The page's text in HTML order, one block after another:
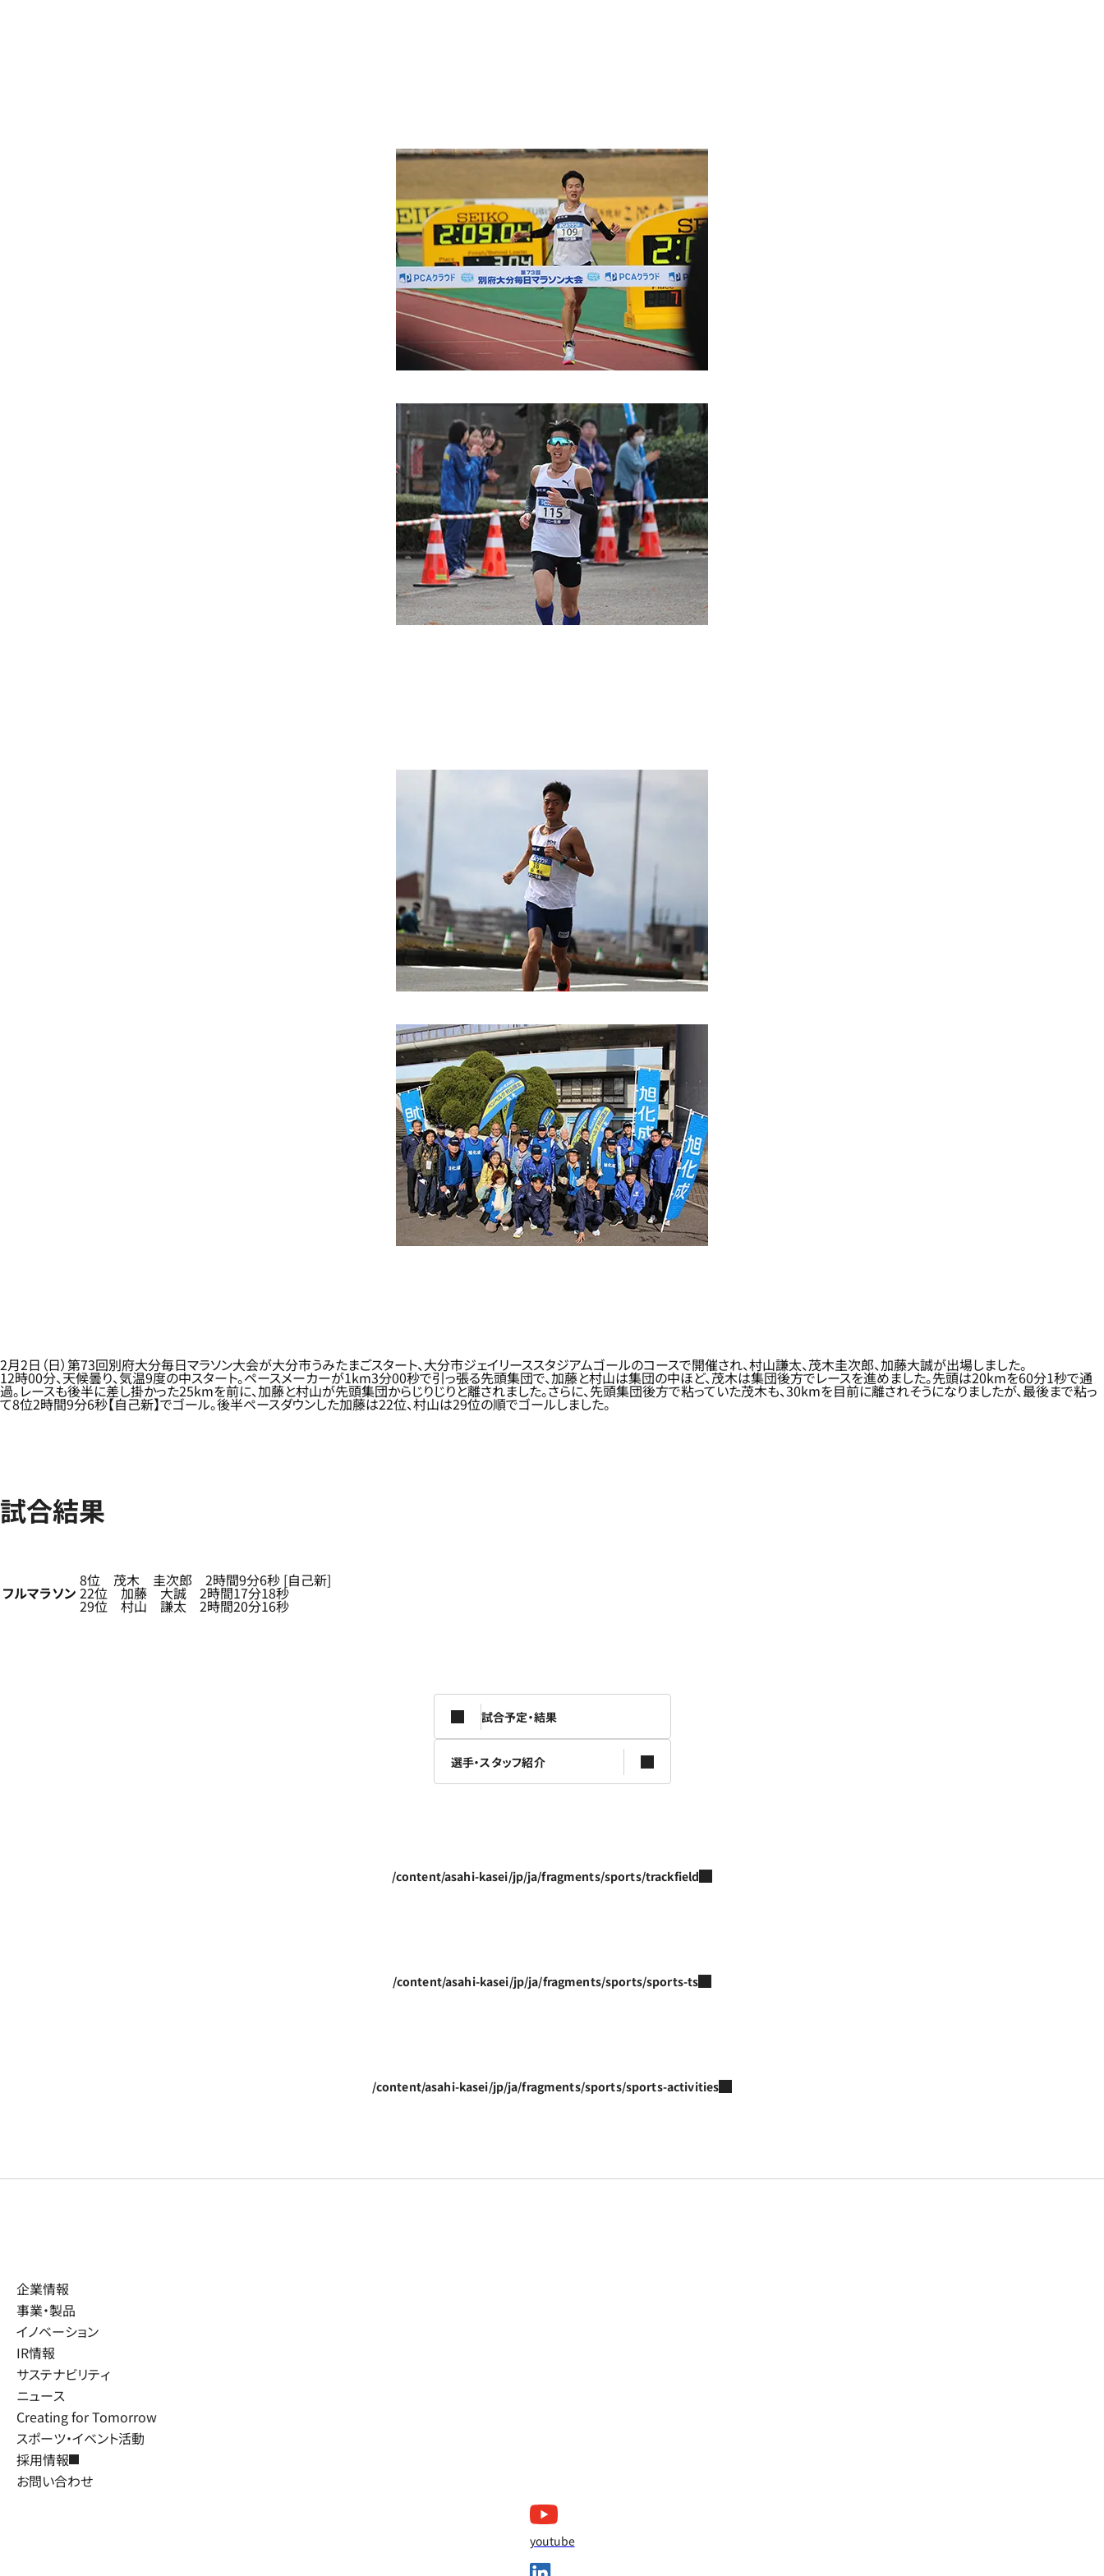
2月2日（日）第73回別府大分毎日マラソン大会が大分市うみたまごスタート、大分市ジェイリーススタジアムゴールのコースで開催され、村山謙太、茂木圭次郎、加藤大誠が出場しました。
12時00分、天候曇り、気温9度の中スタート。ペースメーカーが1km3分00秒で引っ張る先頭集団で、加藤と村山は集団の中ほど、茂木は集団後方でレースを進めました。先頭は20kmを60分1秒で通
過。レースも後半に差し掛かった25kmを前に、加藤と村山が先頭集団からじりじりと離されました。さらに、先頭集団後方で粘っていた茂木も、30kmを目前に離されそうになりましたが、最後まで粘っ
て8位2時間9分6秒【自己新】でゴール。後半ペースダウンした加藤は22位、村山は29位の順でゴールしました。
試合結果
フルマラソン
8位 茂木 圭次郎 2時間9分6秒 [自己新]
22位 加藤 大誠 2時間17分18秒
29位 村山 謙太 2時間20分16秒
試合予定・結果
選手・スタッフ紹介
/content/asahi-kasei/jp/ja/fragments/sports/trackfield
/content/asahi-kasei/jp/ja/fragments/sports/sports-ts
/content/asahi-kasei/jp/ja/fragments/sports/sports-activities
企業情報
事業・製品
イノベーション
IR情報
サステナビリティ
ニュース
Creating for Tomorrow
スポーツ・イベント活動
採用情報
お問い合わせ
youtube